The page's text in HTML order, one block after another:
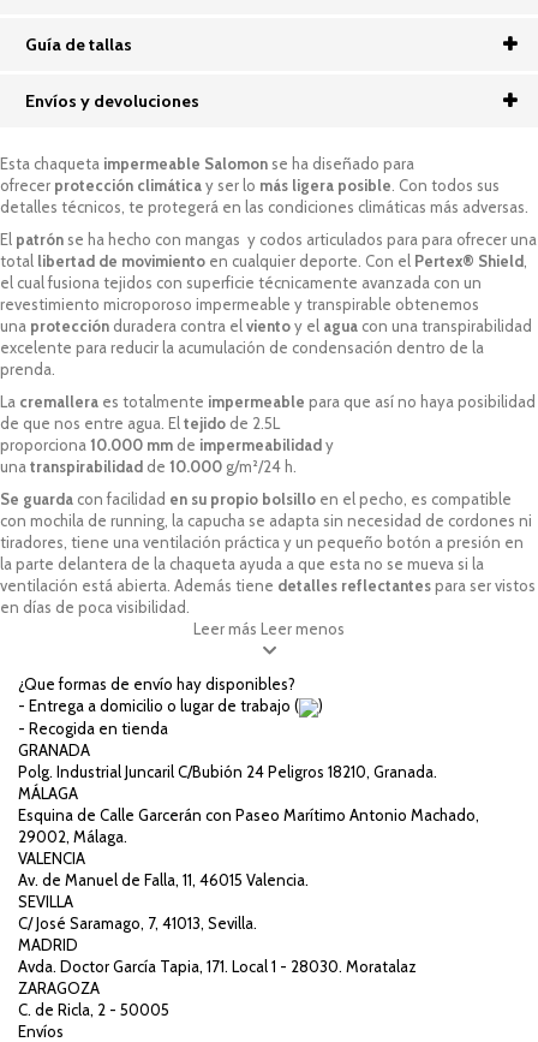
Guía de tallas
Envíos y devoluciones
Esta chaqueta impermeable Salomon se ha diseñado para
ofrecer protección climáticay ser lo más ligera posible . Con todos sus
detalles técnicos, te protegerá en las condiciones climáticas más adversas.
El patrón se ha hecho con mangas y codos articulados para para ofrecer una
total libertad de movimiento en cualquier deporte. Con el Pertex® Shield
el cual fusiona tejidos con superficie técnicamente avanzada con un
revestimiento microporoso impermeable y transpirable obtenemos
una protección duradera contra elvientoy el agua con una transpirabilidad
excelente para reducir la acumulación de condensación dentro de la
prenda.
La cremallera es totalmente impermeable para que así no haya posibilidad
de que nos entre agua. Eltejido de 2.5L
proporciona 10.000 mm de impermeabilidady
una transpirabilidad de 10.000 g/m²/24 h.
Se guarda con facilidad en su propio bolsillo en el pecho, es compatible
con mochila de running, la capucha se adapta sin necesidad de cordones ni
tiradores, tiene una ventilación práctica y un pequeño botón a presión en
la parte delantera de la chaqueta ayuda a que esta no se mueva si la
ventilación está abierta. Además tiene detalles reflectantespara ser vistos
en días de poca visibilidad.
Leer más Leer menos
¿Que formas de envío hay disponibles?
- Entrega a domicilio o lugar de trabajo (
)
- Recogida en tienda
GRANADA
Polg. Industrial Juncaril C/Bubión 24 Peligros 18210, Granada.
MÁLAGA
Esquina de Calle Garcerán con Paseo Marítimo Antonio Machado,
29002, Málaga.
VALENCIA
Av. de Manuel de Falla, 11, 46015 Valencia.
SEVILLA
C/ José Saramago, 7, 41013, Sevilla.
MADRID
Avda. Doctor García Tapia, 171. Local 1 - 28030. Moratalaz
ZARAGOZA
C. de Ricla, 2 - 50005
Envíos